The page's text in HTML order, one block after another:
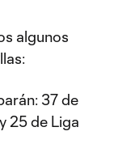
algunos
37 de
25 de Liga